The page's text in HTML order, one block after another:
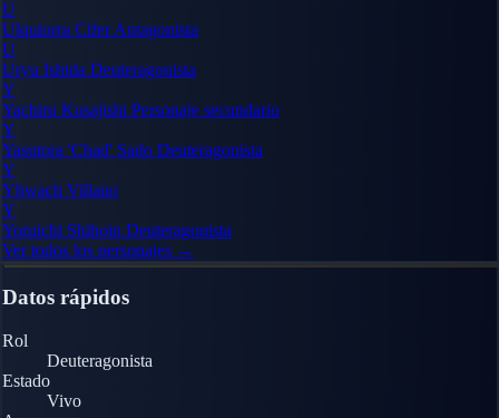
U
Ulquiorra CiferAntagonista
U
Uryu Ishida Deuteragonista
Y
Yachiru Kusajishi Personaje secundario
Y
Yasutora 'Chad' Sado Deuteragonista
Y
Yhwach Villano
Y
Yoruichi Shihoin Deuteragonista
Ver todos los personajes →
Datos rápidos
Rol
Deuteragonista
Estado
Vivo